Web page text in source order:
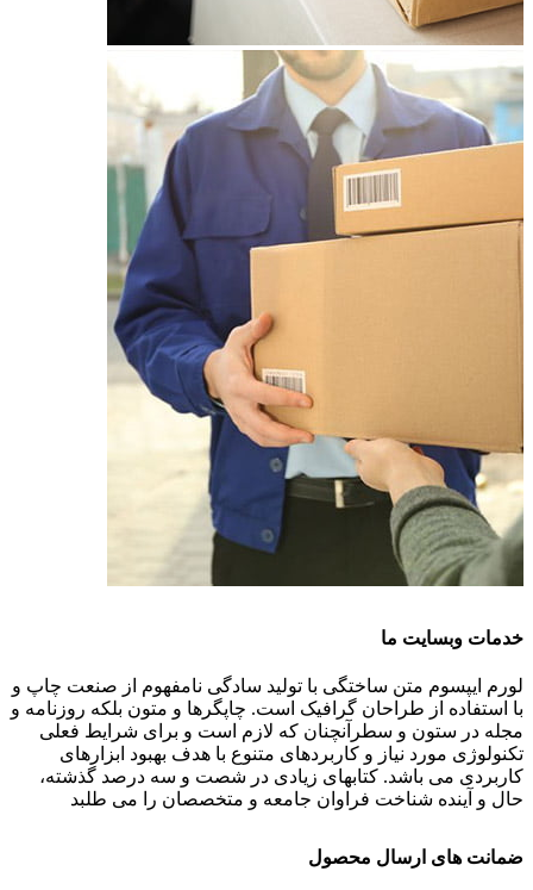
خدمات وبسایت ما
لورم ایپسوم متن ساختگی با تولید سادگی نامفهوم از صنعت چاپ و
با استفاده از طراحان گرافیک است. چاپگرها و متون بلکه روزنامه و
مجله در ستون و سطرآنچنان که لازم است و برای شرایط فعلی
تکنولوژی مورد نیاز و کاربردهای متنوع با هدف بهبود ابزارهای
کاربردی می باشد. کتابهای زیادی در شصت و سه درصد گذشته،
حال و آینده شناخت فراوان جامعه و متخصصان را می طلبد
ضمانت های ارسال محصول